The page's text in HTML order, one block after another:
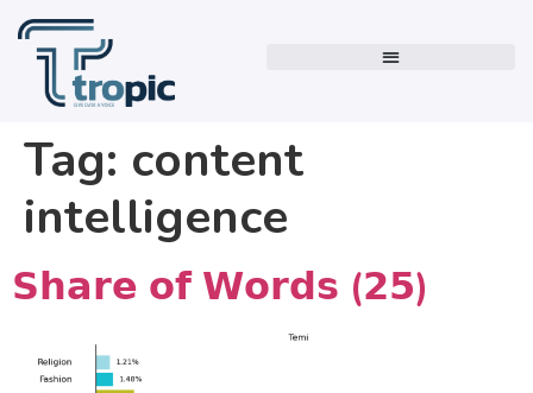
Tag: content
intelligence
𝗦𝗵𝗮𝗿𝗲 𝗼𝗳 𝗪𝗼𝗿𝗱𝘀 (𝟮𝟱)